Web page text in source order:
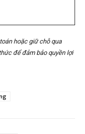
hoặc giữ chỗ qua
để đảm bảo quyền lợi